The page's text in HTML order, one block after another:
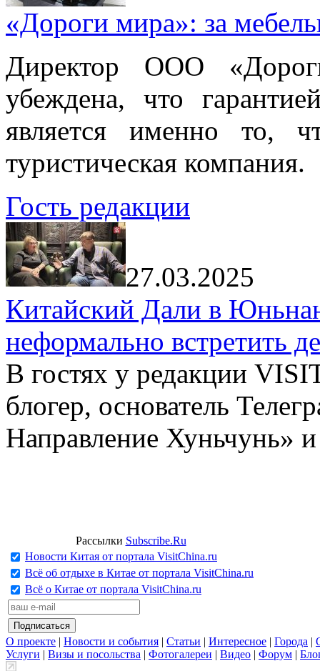
«Дороги мира»: за
Директор ООО
убеждена, что
является именно то,
туристическая компания.
Гость редакции
27.03.2025
Китайский Дали в
неформально встретить
В гостях у редакции
блогер, основатель
Направление Хуньчунь»
Рассылки Subscribe.Ru
Новости Китая от портала VisitChina.ru
Всё об отдыхе в Китае от портала VisitChina.ru
Всё о Китае от портала VisitChina.ru
О проекте | Новости и события | Статьи | Интересное | Города |
Услуги | Визы и посольства | Фотогалереи | Видео | Форум |